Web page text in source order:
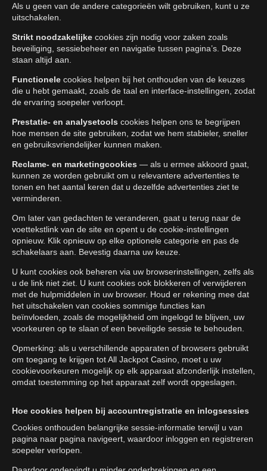
Als u geen van de andere categorieën wilt gebruiken, kunt u ze
uitschakelen.
Strikt noodzakelijke cookies zijn nodig voor zaken zoals
beveiliging, sessiebeheer en navigatie tussen pagina’s. Deze
staan altijd aan.
Functionele cookies helpen bij het onthouden van de keuzes
die u hebt gemaakt, zoals de taal en interface-instellingen, zodat
de ervaring soepeler verloopt.
Prestatie- en analysetools cookies helpen ons te begrijpen
hoe mensen de site gebruiken, zodat we hem stabieler, sneller
en gebruiksvriendelijker kunnen maken.
Reclame- en marketingcookies — als u ermee akkoord gaat,
kunnen ze worden gebruikt om u relevantere advertenties te
tonen en het aantal keren dat u dezelfde advertenties ziet te
verminderen.
Om later van gedachten te veranderen, gaat u terug naar de
voettekstlink van de site en opent u de cookie-instellingen
opnieuw. Klik opnieuw op elke optionele categorie en pas de
schakelaars aan. Bevestig daarna uw keuze.
U kunt cookies ook beheren via uw browserinstellingen, zelfs als
u de link niet ziet. U kunt cookies ook blokkeren of verwijderen
met de hulpmiddelen in uw browser. Houd er rekening mee dat
het uitschakelen van cookies sommige functies kan
beïnvloeden, zoals de mogelijkheid om ingelogd te blijven, uw
voorkeuren op te slaan of een beveiligde sessie te behouden.
Opmerking: als u verschillende apparaten of browsers gebruikt
om toegang te krijgen tot All Jackpot Casino, moet u uw
cookievoorkeuren mogelijk op elk apparaat afzonderlijk instellen,
omdat toestemming op het apparaat zelf wordt opgeslagen.
Hoe cookies helpen bij accountregistratie en inlogsessies
Cookies onthouden belangrijke sessie-informatie terwijl u van
pagina naar pagina navigeert, waardoor inloggen en registreren
soepeler verlopen.